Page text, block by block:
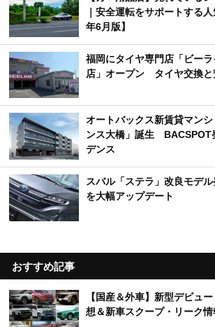
｜安全運転をサポートする
年6月版】
福岡にタイヤ専門店「ビー
店」オープン タイヤ交換と
オートバックス新賃貸マン
ンス大橋」誕生 BACSPOT
デンス
スバル「ステラ」改良モデ
を大幅アップデート
おすすめ記事
【国産＆外車】新型デビュ
想＆新車スクープ・リーク